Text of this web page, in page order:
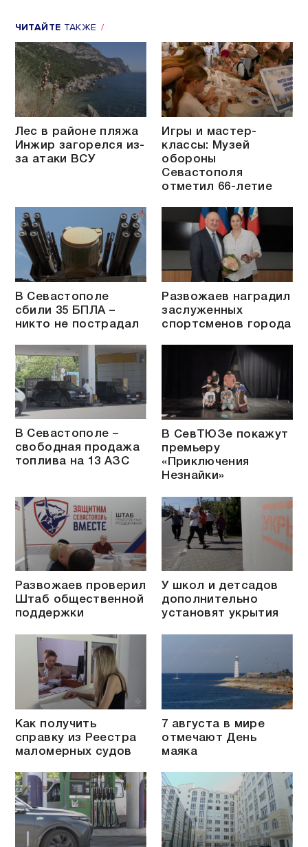
ЧИТАЙТЕ ТАКЖЕ
Лес в районе пляжа
Инжир загорелся из-
за атаки ВСУ
Игры и мастер-
классы: Музей
обороны
Севастополя
отметил 66-летие
В Севастополе
сбили 35 БПЛА –
никто не пострадал
Развожаев наградил
заслуженных
спортсменов города
В Севастополе –
свободная продажа
топлива на 13 АЗС
В СевТЮЗе покажут
премьеру
«Приключения
Незнайки»
Развожаев проверил
Штаб общественной
поддержки
У школ и детсадов
дополнительно
установят укрытия
Как получить
справку из Реестра
маломерных судов
7 августа в мире
отмечают День
маяка